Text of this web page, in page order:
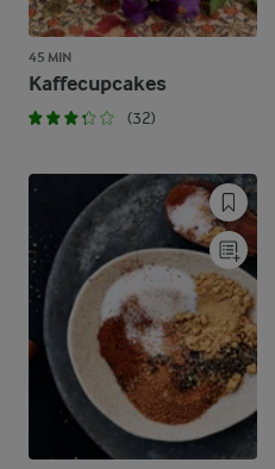
45 MIN
Kaffecupcakes
(32)